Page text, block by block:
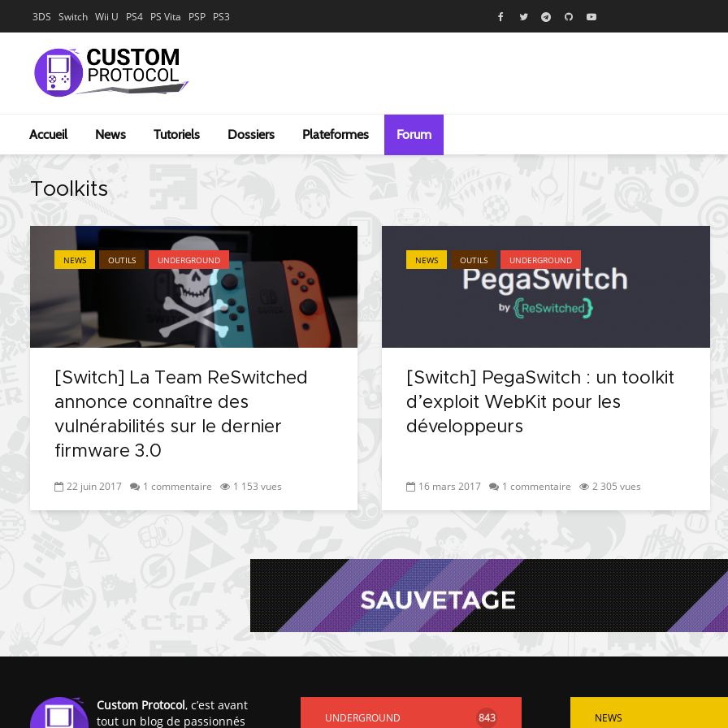
3DS Switch Wii U PS4 PS Vita PSP PS3
Accueil News Tutoriels Dossiers Plateformes Forum
Toolkits
NEWS OUTILS UNDERGROUND
[Switch] La Team ReSwitched
annonce connaître des
vulnérabilités sur le dernier
firmware 3.0
22 juin 2017 1 commentaire 1 153 vues
NEWS OUTILS UNDERGROUND
[Switch] PegaSwitch : un toolkit
d’exploit WebKit pour les
développeurs
16 mars 2017 1 commentaire 2 305 vues
Custom Protocol, c’est avant
tout un blog de passionnés
UNDERGROUND 843 NEWS